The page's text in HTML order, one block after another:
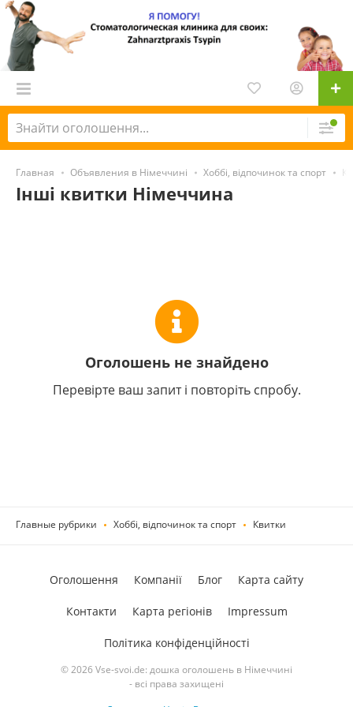
Главная Объявления в Німеччині Хоббі, відпочинок та спорт
Інші квитки Німеччина
Оголошень не знайдено
Перевірте ваш запит і повторіть спробу.
Главные рубрики Хоббі, відпочинок та спорт Квитки
© 2026 Vse-svoi.de: дошка оголошень в Німеччині
- всі права захищені
Оголошення Компанії Блог Карта сайту
Контакти Карта регіонів Impressum
Політика конфіденційності